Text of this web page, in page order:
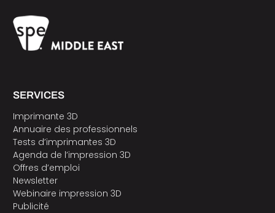
SERVICES
Imprimante 3D
Annuaire des professionnels
Tests d’imprimantes 3D
Agenda de l’impression 3D
Offres d’emploi
Newsletter
Webinaire impression 3D
Publicité